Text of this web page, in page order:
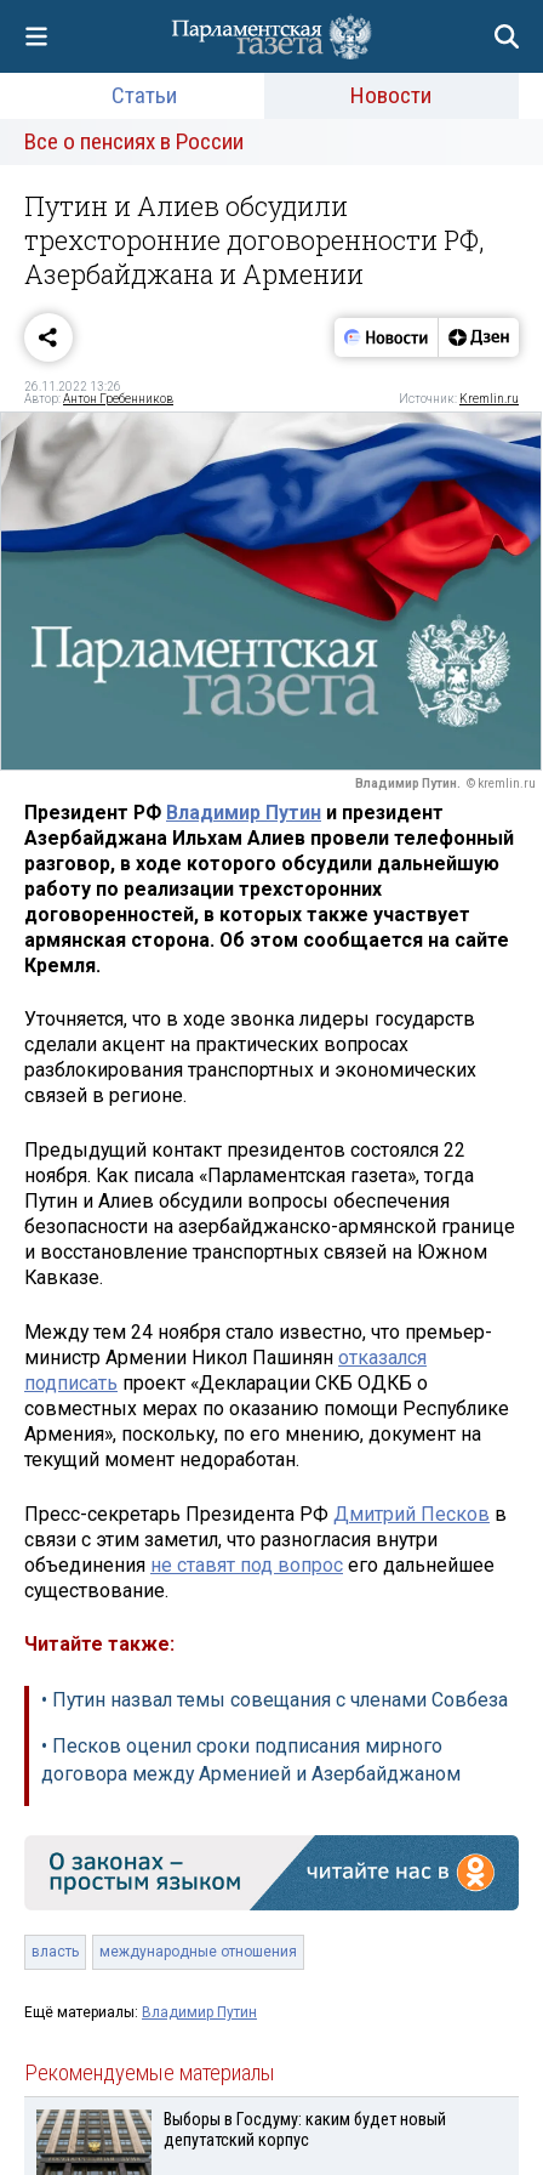
Статьи
Новости
Все о пенсиях в России
Путин и Алиев обсудили
трехсторонние договоренности РФ,
Азербайджана и Армении
26.11.2022 13:26
Автор:Антон Гребенников Источник: Kremlin.ru
Владимир Путин. © kremlin.ru
Президент РФ Владимир Путин и президент
Азербайджана Ильхам Алиев провели телефонный
разговор, в ходе которого обсудили дальнейшую
работу по реализации трехсторонних
договоренностей, в которых также участвует
армянская сторона. Об этом сообщается на сайте
Кремля.
Уточняется, что в ходе звонка лидеры государств
сделали акцент на практических вопросах
разблокирования транспортных и экономических
связей в регионе.
Предыдущий контакт президентов состоялся 22
ноября. Как писала «Парламентская газета», тогда
Путин и Алиев обсудили вопросы обеспечения
безопасности на азербайджанско-армянской границе
и восстановление транспортных связей на Южном
Кавказе.
Между тем 24 ноября стало известно, что премьер-
министр Армении Никол Пашинян отказался
подписать проект «Декларации СКБ ОДКБ о
совместных мерах по оказанию помощи Республике
Армения», поскольку, по его мнению, документ на
текущий момент недоработан.
Пресс-секретарь Президента РФ Дмитрий Песков в
связи с этим заметил, что разногласия внутри
объединения не ставят под вопрос его дальнейшее
существование.
Читайте также:
• Путин назвал темы совещания с членами Совбеза
• Песков оценил сроки подписания мирного
договора между Арменией и Азербайджаном
власть международные отношения
Ещё материалы: Владимир Путин
Рекомендуемые материалы
Выборы в Госдуму: каким будет новый
депутатский корпус